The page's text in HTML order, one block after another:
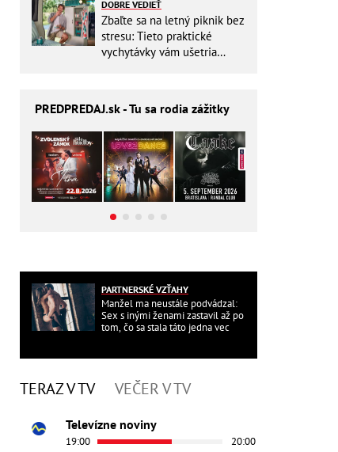
DOBRE VEDIEŤ
Zbaľte sa na letný piknik bez
stresu: Tieto praktické
vychytávky vám ušetria
PREDPREDAJ.sk - Tu sa rodia zážitky
PARTNERSKÉ VZŤAHY
Manžel ma neustále podvádzal:
Sex s inými ženami zastavil až po
tom, čo sa stala táto jedna vec
TERAZ V TV VEČER V TV
Televízne noviny
19:00 20:00